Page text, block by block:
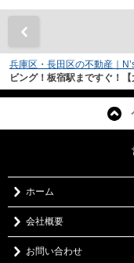
兵庫区・長田区の不動産｜
ビング！板宿駅まですぐ！【
ホーム
会社概要
お問い合わせ